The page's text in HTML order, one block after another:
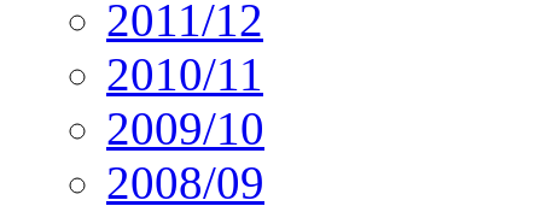
2011/12
2010/11
2009/10
2008/09